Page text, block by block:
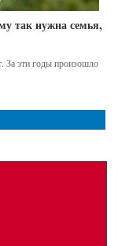
так нужна семья,
За эти годы произошло